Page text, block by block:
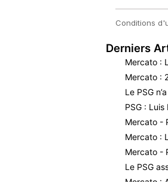
Derniers
Mercato :
Mercato :
Le PSG
PSG :
Mercato -
Mercato :
Mercato -
Le PSG